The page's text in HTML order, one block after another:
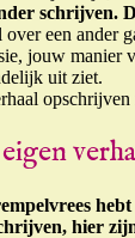
schrijven.
een ander
jouw manier
uit ziet.
hier